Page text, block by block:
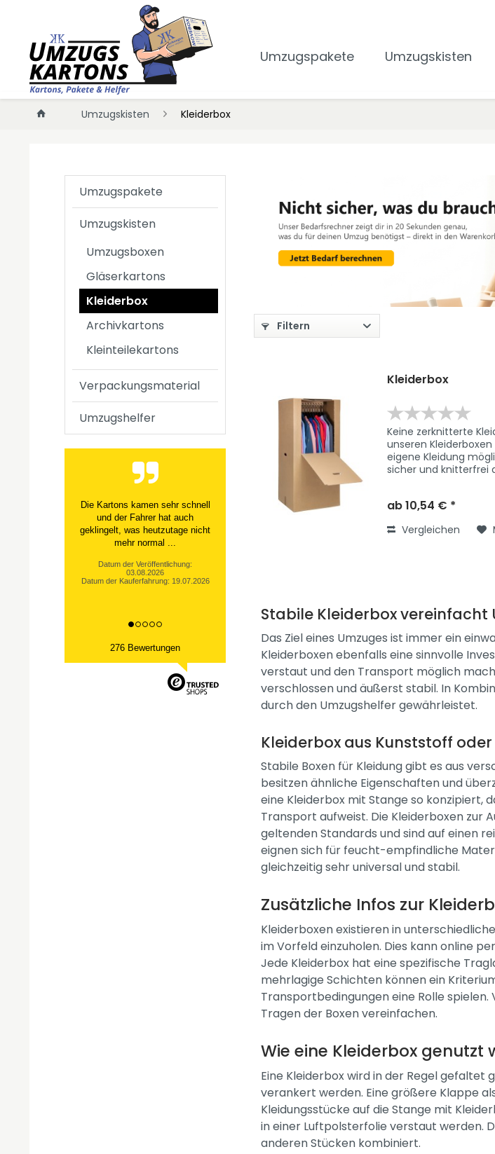
Umzugspakete Umzugskisten
Umzugskisten Kleiderbox
Umzugspakete
Umzugskisten
Umzugsboxen
Gläserkartons
Kleiderbox
Archivkartons
Kleinteilekartons
Verpackungsmaterial
Umzugshelfer
Die Kartons kamen sehr schnell
und der Fahrer hat auch
geklingelt, was heutzutage nicht
mehr normal ...
Datum der Veröffentlichung:
03.08.2026
Datum der Kauferfahrung: 19.07.2026
276 Bewertungen
Filtern
Kleiderbox
Keine zerknitterte
unseren
eigene Kleidung
sicher und knitterfrei
Diese bietet
ab 10,54 € *
Vergleichen
Stabile Kleiderbox vereinfacht
Das Ziel eines Umzuges ist immer ein
Kleiderboxen ebenfalls eine sinnvolle
verstaut und den Transport möglich
verschlossen und äußerst stabil. In
durch den Umzugshelfer gewährleistet.
Kleiderbox aus Kunststoff
Stabile Boxen für Kleidung gibt es aus
besitzen ähnliche Eigenschaften und
eine Kleiderbox mit Stange so konzipiert,
Transport aufweist. Die Kleiderboxen zur
geltenden Standards und sind auf einen
eignen sich für feucht-empfindliche
gleichzeitig sehr universal und stabil.
Zusätzliche Infos zur
Kleiderboxen existieren in
im Vorfeld einzuholen. Dies kann online
Jede Kleiderbox hat eine spezifische
mehrlagige Schichten können ein
Transportbedingungen eine Rolle
Tragen der Boxen vereinfachen.
Wie eine Kleiderbox genutzt
Eine Kleiderbox wird in der Regel
verankert werden. Eine größere Klappe
Kleidungsstücke auf die Stange mit
in einer Luftpolsterfolie verstaut werden.
anderen Stücken kombiniert.